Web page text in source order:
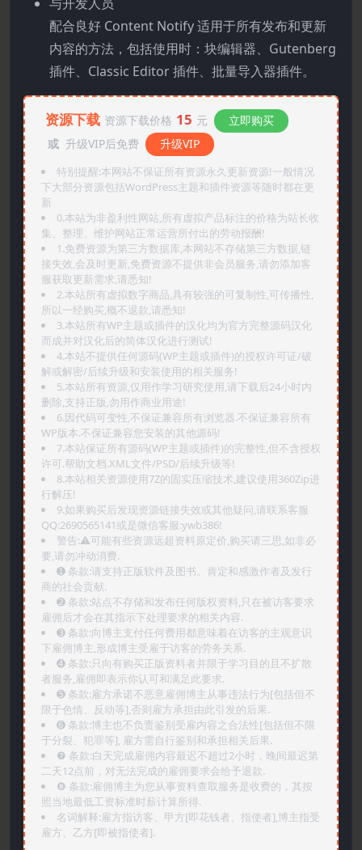
配合良好 Content Notify 适用于所有发布和更新
内容的方法，包括使用时：块编辑器、Gutenberg
插件、Classic Editor 插件、批量导入器插件。
资源下载 资源下载价格 15 元
立即购买
或 升级VIP后免费 升级VIP
特别提醒:本网站不保证所有资源永久更新资源!一般情况
下大部分资源包括WordPress主题和插件资源等随时都在更
新
0.本站为非盈利性网站,所有虚拟产品标注的价格为站长收
集、整理、维护网站正常运营所付出的劳动报酬!
1.免费资源为第三方数据库,本网站不存储第三方数据,链
接失效,会及时更新,免费资源不提供非会员服务,请勿添加客
服获取更新需求,请悉知!
2.本站所有虚拟数字商品,具有较强的可复制性,可传播性,
所以一经购买,概不退款,请悉知!
3.本站所有WP主题或插件的汉化均为官方完整源码汉化
而成并对汉化后的简体汉化进行测试!
4.本站不提供任何源码(WP主题或插件)的授权许可证/破
解或解密/后续升级和安装使用的相关服务!
5.本站所有资源,仅用作学习研究使用,请下载后24小时内
删除,支持正版,勿用作商业用途!
6.因代码可变性,不保证兼容所有浏览器.不保证兼容所有
WP版本.不保证兼容您安装的其他源码!
7.本站保证所有源码(WP主题或插件)的完整性,但不含授权
许可.帮助文档.XML文件/PSD/后续升级等!
8.本站相关资源使用7Z的固实压缩技术,建议使用360Zip进
行解压!
9.如果购买后发现资源链接失效或其他疑问,请联系客服
QQ:2690565141或是微信客服:ywb386!
警告:⚠️可能有些资源远超资料原定价,购买请三思,如非必
要,请勿冲动消费.
➊️ 条款:请支持正版软件及图书。肯定和感激作者及发行
商的社会贡献.
➋️ 条款:站点不存储和发布任何版权资料,只在被访客要求
雇佣后才会在其指示下处理要求的相关内容.
➌️ 条款:向博主支付任何费用都意味着在访客的主观意识
下雇佣博主,形成博主受雇于访客的劳务关系.
➍️ 条款:只向有购买正版资料者并限于学习目的且不扩散
者服务,雇佣即表示你认可和满足此要求.
➎ 条款:雇方承诺不恶意雇佣博主从事违法行为[包括但不
限于色情、反动等],否则雇方承担由此引发的后果.
➏️ 条款:博主也不负责鉴别受雇内容之合法性[包括但不限
于分裂、犯罪等], 雇方需自行鉴别和承担相关后果.
❼ 条款:白天完成雇佣内容最迟不超过2小时，晚间最迟第
二天12点前，对无法完成的雇佣要求会给予退款.
❽ 条款:雇佣博主为您从事资料查取服务是收费的，其按
照当地最低工资标准时薪计算所得.
名词解释:雇方指访客、甲方[即花钱者、指使者],博主指受
雇方、乙方[即被指使者].